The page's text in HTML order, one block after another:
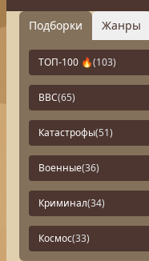
Подборки Жанры
ТОП-100 🔥(103)
BBC(65)
Катастрофы(51)
Военные(36)
Криминал(34)
Космос(33)